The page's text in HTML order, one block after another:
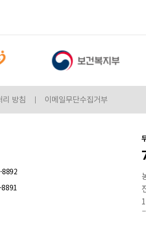
리 방침 이메일무단수집거부
8892
1